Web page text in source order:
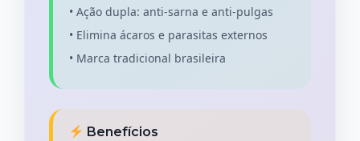
• Ação dupla: anti-sarna e anti-pulgas
• Elimina ácaros e parasitas externos
• Marca tradicional brasileira
Benefícios